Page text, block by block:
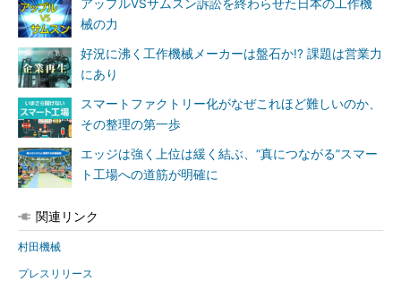
アップルVSサムスン訴訟を終わらせた日本の工作機
械の力
好況に沸く工作機械メーカーは盤石か!? 課題は営業力
にあり
スマートファクトリー化がなぜこれほど難しいのか、
その整理の第一歩
エッジは強く上位は緩く結ぶ、“真につながる”スマー
ト工場への道筋が明確に
関連リンク
村田機械
プレスリリース